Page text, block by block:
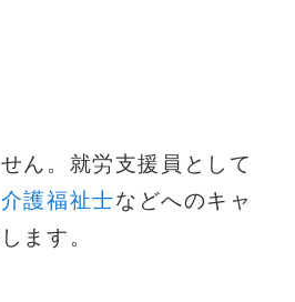
ん。就労支援員として
介護福祉士などへのキャ
ます。